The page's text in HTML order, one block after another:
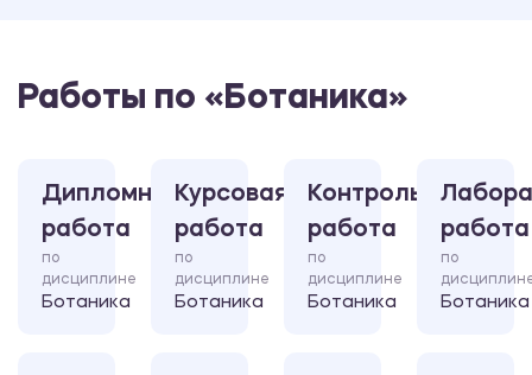
Работы по «Ботаника»
Дипломная
работа
по
дисциплине
Ботаника
Курсовая
работа
по
дисциплине
Ботаника
Контрольная
работа
по
дисциплине
Ботаника
работа
по
Ботаника